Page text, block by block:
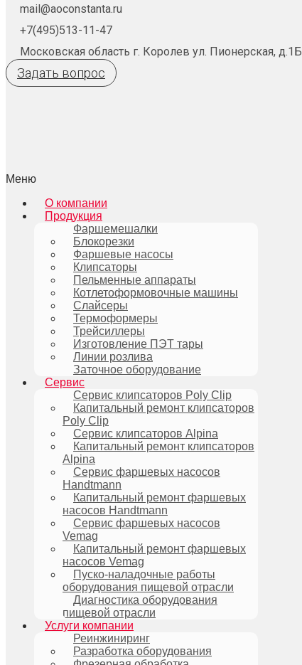
mail@aoconstanta.ru
+7(495)513-11-47
Московская область г. Королев ул. Пионерская, д.1Б
Задать вопрос
Меню
О компании
Продукция
Фаршемешалки
Блокорезки
Фаршевые насосы
Клипсаторы
Пельменные аппараты
Котлетоформовочные машины
Слайсеры
Термоформеры
Трейсиллеры
Изготовление ПЭТ тары
Линии розлива
Заточное оборудование
Сервис
Сервис клипсаторов Poly Clip
Капитальный ремонт клипсаторов
Poly Clip
Сервис клипсаторов Alpina
Капитальный ремонт клипсаторов
Alpina
Сервис фаршевых насосов
Handtmann
Капитальный ремонт фаршевых
насосов Handtmann
Сервис фаршевых насосов
Vemag
Капитальный ремонт фаршевых
насосов Vemag
Пуско-наладочные работы
оборудования пищевой отрасли
Диагностика оборудования
пищевой отрасли
Услуги компании
Реинжиниринг
Разработка оборудования